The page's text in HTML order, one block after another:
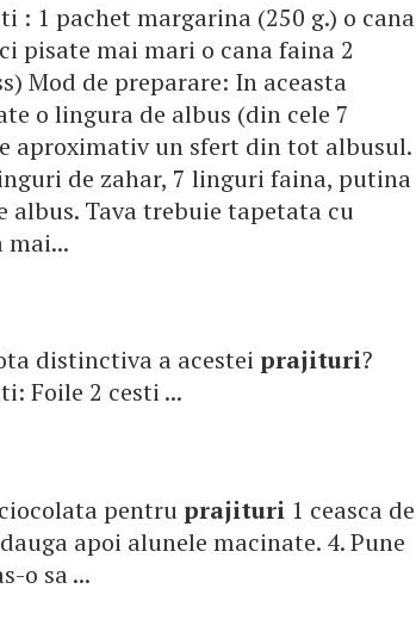
: 1 pachet margarina (250 g.) o cana
pisate mai mari o cana faina 2
Mod de preparare: In aceasta
o lingura de albus (din cele 7
aproximativ un sfert din tot albusul.
de zahar, 7 linguri faina, putina
albus. Tava trebuie tapetata cu
mai...
distinctiva a acestei prajituri?
Foile 2 cesti ...
pentruprajituri 1 ceasca de
apoi alunele macinate. 4. Pune
o sa ...